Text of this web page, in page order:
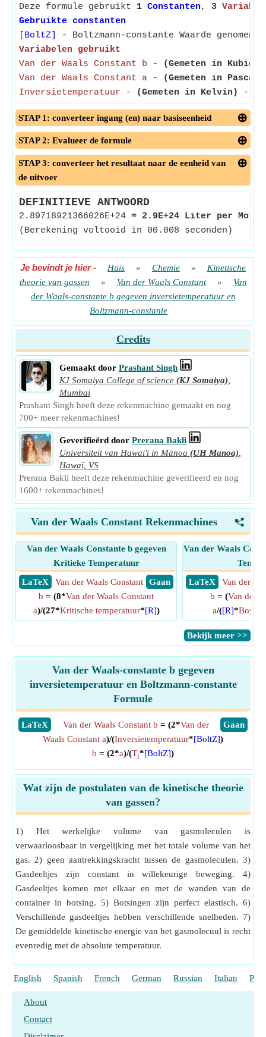
Deze formule gebruikt 1 Constanten, 3
Gebruikte constanten
[BoltZ]
- Boltzmann-constante Waarde genomen
Variabelen gebruikt
Van der Waals Constant b -
(Gemeten in
Van der Waals Constant a -
(Gemeten in
Inversietemperatuur - (Gemeten in Kelvin) -
STAP 1: converteer ingang (en) naar basiseenheid
STAP 2: Evalueer de formule
STAP 3: converteer het resultaat naar de eenheid van
de uitvoer
DEFINITIEVE ANTWOORD
2.89718921366026E+24 ≈ 2.9E+24 Liter per Mol
(Berekening voltooid in 00.008 seconden)
Je bevindt je hier- Huis » Chemie »
Kinetische
theorie van gassen
» Van der Waals Constant »
Van
der Waals-constante b gegeven inversietemperatuur en
Boltzmann-constante
Credits
Gemaakt door Prashant Singh
KJ Somaiya College of science (KJ Somaiya)
Mumbai
Prashant Singh heeft deze rekenmachine gemaakt en nog
700+ meer rekenmachines!
Geverifieërd door Prerana Bakli
Universiteit van Hawai'i in Mānoa (UH Manoa)
Hawaï, VS
Prerana Bakli heeft deze rekenmachine geverifieerd en nog
1600+ rekenmachines!
<
Van der Waals Constant Rekenmachines
Van der Waals Constante b gegeven
Kritieke Temperatuur
​ LaTeX
​ Gaan
Van der Waals Constant
b = (8*Van der Waals Constant
a)/(27*Kritische temperatuur*[R])
Van der Waals
​ LaTeX
Van der
b = (Van der
a/([R]*Boyle-
​Bekijk meer >>
Van der Waals-constante b gegeven
inversietemperatuur en Boltzmann-constante
Formule
​LaTeX ​Gaan
Van der Waals Constant b = (2*Van der
Waals Constant a)/(Inversietemperatuur*[BoltZ])
b = (2*a)/(Ti*[BoltZ])
Wat zijn de postulaten van de kinetische theorie
van gassen?
1) Het werkelijke volume van gasmoleculen is
verwaarloosbaar in vergelijking met het totale volume van het
gas. 2) geen aantrekkingskracht tussen de gasmoleculen. 3)
Gasdeeltjes zijn constant in willekeurige beweging. 4)
Gasdeeltjes komen met elkaar en met de wanden van de
container in botsing. 5) Botsingen zijn perfect elastisch. 6)
Verschillende gasdeeltjes hebben verschillende snelheden. 7)
De gemiddelde kinetische energie van het gasmolecuul is recht
evenredig met de absolute temperatuur.
English Spanish French German Russian Italian
About
Contact